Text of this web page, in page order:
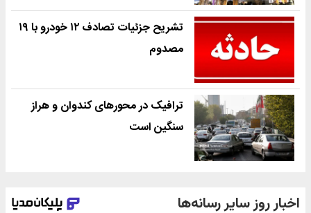
تشریح جزئیات تصادف ۱۲ خودرو با ۱۹
مصدوم
ترافیک در محورهای کندوان و هراز
سنگین است